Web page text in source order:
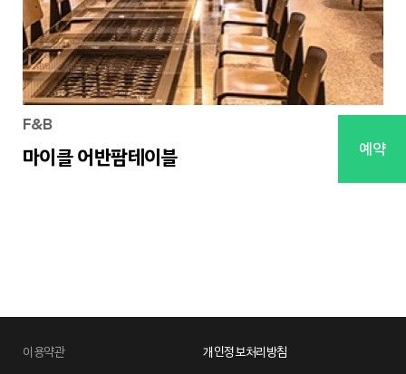
F&B
마이클 어반팜테이블 예약
이용약관 개인정보처리방침